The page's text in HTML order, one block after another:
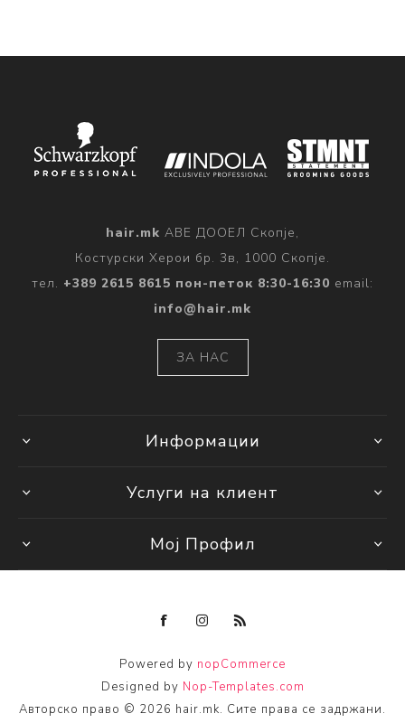
hair.mk АВЕ ДООЕЛ Скопје,
Костурски Херои бр. 3в, 1000 Скопје.
тел. +389 2615 8615 пон-петок 8:30-16:30 email:
info@hair.mk
ЗА НАС
Информации
Услуги на клиент
Мој Профил
Powered by nopCommerce
Designed by Nop-Templates.com
Авторско право © 2026 hair.mk. Сите права се задржани.